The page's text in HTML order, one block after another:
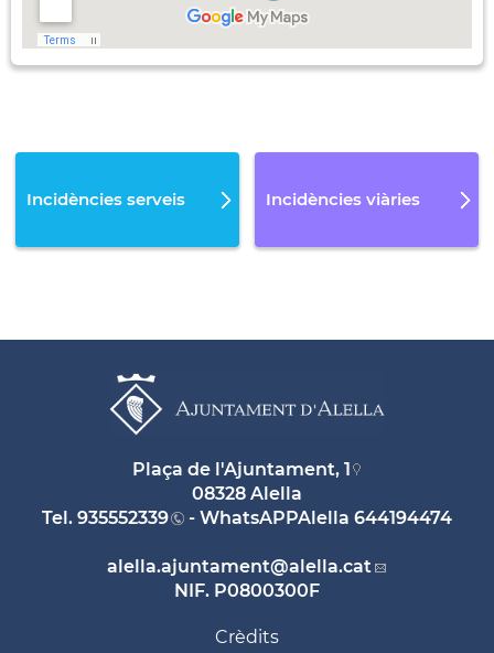
Incidències serveis Incidències viàries
Plaça de l'Ajuntament, 1
08328 Alella
Tel. 935552339 - WhatsAPPAlella 644194474
alella.ajuntament@alella.cat
NIF. P0800300F
Crèdits